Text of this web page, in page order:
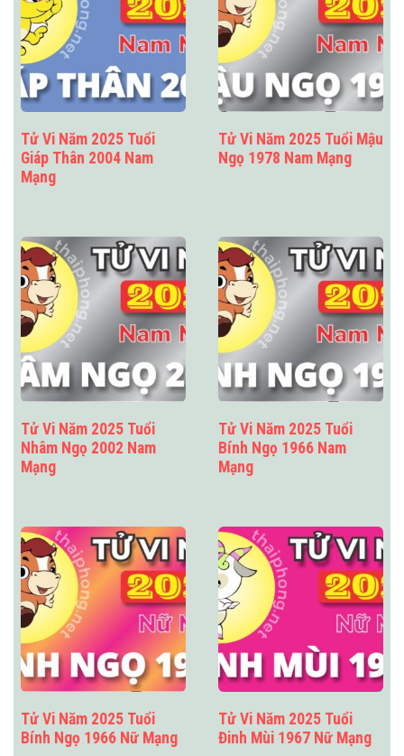
Tử Vi Năm 2025 Tuổi
Giáp Thân 2004 Nam
Mạng
Tử Vi Năm 2025 Tuổi Mậu
Ngọ 1978 Nam Mạng
Tử Vi Năm 2025 Tuổi
Nhâm Ngọ 2002 Nam
Mạng
Tử Vi Năm 2025 Tuổi
Bính Ngọ 1966 Nam
Mạng
Tử Vi Năm 2025 Tuổi
Bính Ngọ 1966 Nữ Mạng
Tử Vi Năm 2025 Tuổi
Đinh Mùi 1967 Nữ Mạng